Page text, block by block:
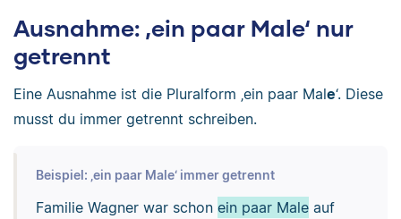
Ausnahme: ‚ein paar Male‘ nur
getrennt
Eine Ausnahme ist die Pluralform ‚ein paar Male‘. Diese
musst du immer getrennt schreiben.
Beispiel: ‚ein paar Male‘ immer getrennt
Familie Wagner war schon ein paar Maleauf